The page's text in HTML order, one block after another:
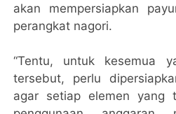
akan mempersiapkan
perangkat nagori.
“Tentu, untuk kesemua
tersebut, perlu
agar setiap elemen yang